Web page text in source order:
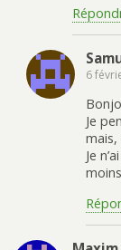
6
Je
mais,
Je